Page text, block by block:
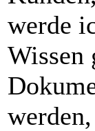
werde
Wissen